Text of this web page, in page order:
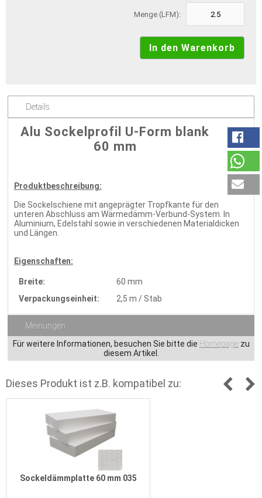
Menge (LFM):
Details
Alu Sockelprofil U-Form blank
60 mm
Produktbeschreibung:
Die Sockelschiene mit angeprägter Tropfkante für den
unteren Abschluss am Wärmedämm-Verbund-System. In
Aluminium, Edelstahl sowie in verschiedenen Materialdicken
und Längen.
Eigenschaften:
Breite:
60 mm
Verpackungseinheit:
2,5 m / Stab
Meinungen
Für weitere Informationen, besuchen Sie bitte die Homepagezu
diesem Artikel.
Dieses Produkt ist z.B. kompatibel zu:
Sockeldämmplatte 60 mm 035